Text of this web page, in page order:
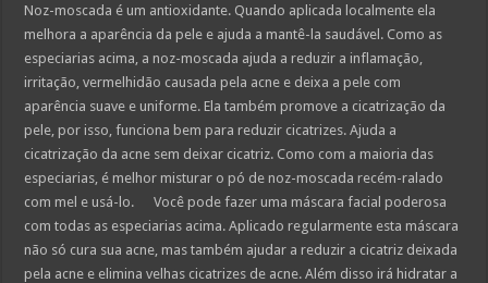
Noz-moscada é um antioxidante. Quando aplicada localmente ela
melhora a aparência da pele e ajuda a mantê-la saudável. Como as
especiarias acima, a noz-moscada ajuda a reduzir a inflamação,
irritação, vermelhidão causada pela acne e deixa a pele com
aparência suave e uniforme. Ela também promove a cicatrização da
pele, por isso, funciona bem para reduzir cicatrizes. Ajuda a
cicatrização da acne sem deixar cicatriz. Como com a maioria das
especiarias, é melhor misturar o pó de noz-moscada recém-ralado
com mel e usá-lo. Você pode fazer uma máscara facial poderosa
com todas as especiarias acima. Aplicado regularmente esta máscara
não só cura sua acne, mas também ajudar a reduzir a cicatriz deixada
pela acne e elimina velhas cicatrizes de acne. Além disso irá hidratar a